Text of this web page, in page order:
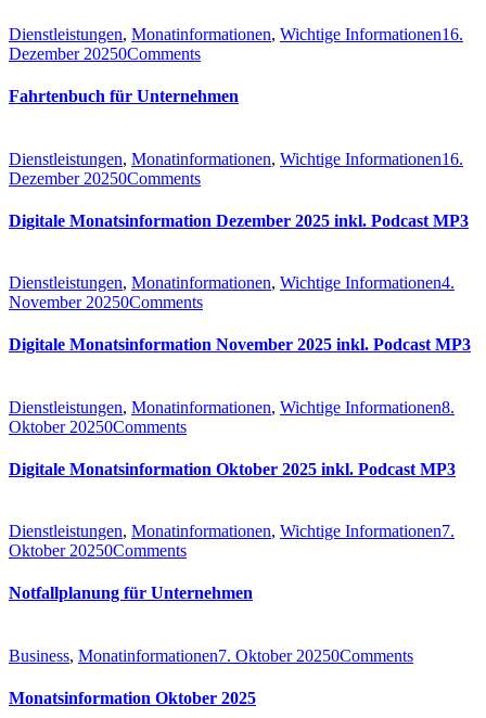
Dienstleistungen, Monatinformationen, Wichtige Informationen16.
Dezember 20250Comments
Fahrtenbuch für Unternehmen
Dienstleistungen, Monatinformationen, Wichtige Informationen16.
Dezember 20250Comments
Digitale Monatsinformation Dezember 2025 inkl. Podcast MP3
Dienstleistungen, Monatinformationen, Wichtige Informationen4.
November 20250Comments
Digitale Monatsinformation November 2025 inkl. Podcast MP3
Dienstleistungen, Monatinformationen, Wichtige Informationen8.
Oktober 20250Comments
Digitale Monatsinformation Oktober 2025 inkl. Podcast MP3
Dienstleistungen, Monatinformationen, Wichtige Informationen7.
Oktober 20250Comments
Notfallplanung für Unternehmen
Business, Monatinformationen7. Oktober 20250Comments
Monatsinformation Oktober 2025